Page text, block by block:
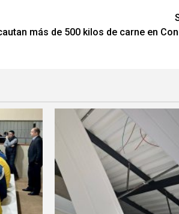
más de 500 kilos de carne en